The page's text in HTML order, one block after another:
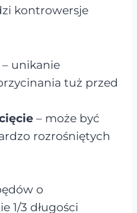
kontrowersje
– unikanie
tuż przed
– może być
rozrośniętych
o
1/3 długości